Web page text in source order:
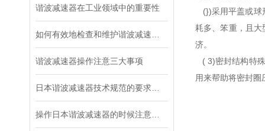
谐波减速器在工业领域中的重要性
谐波减速器操作注意三大事项
(})采用平盖或球
耗多、笨重，且
济。
( 3)密封结构特
用来帮助将密封圈